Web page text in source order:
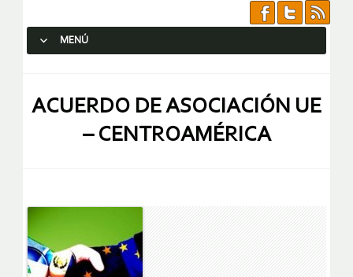
MENÚ
ACUERDO DE ASOCIACIÓN UE
– CENTROAMÉRICA